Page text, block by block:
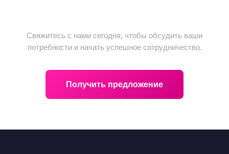
Свяжитесь с нами сегодня, чтобы обсудить ваши
потребности и начать успешное сотрудничество.
Получить предложение